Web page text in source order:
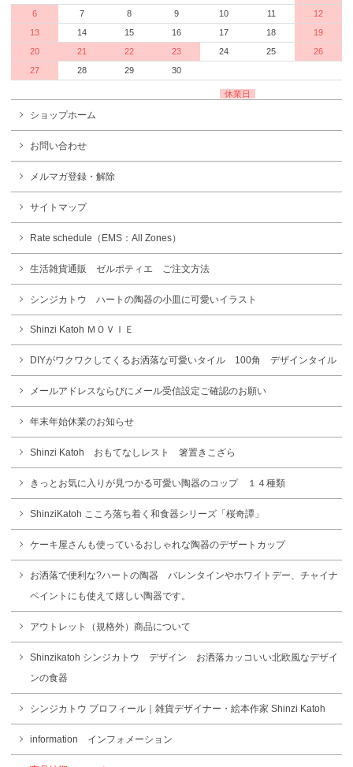
6
7 8 9 10 11
12
13
14 15 16 17 18
19
20
21 22 23 24 25
26
27
28 29 30
休業日
ショップホーム
お問い合わせ
メルマガ登録・解除
サイトマップ
Rate schedule（EMS：All Zones）
生活雑貨通販 ゼルポティエ ご注文方法
シンジカトウ ハートの陶器の小皿に可愛いイラスト
Shinzi Katoh ＭＯＶＩＥ
DIYがワクワクしてくるお洒落な可愛いタイル 100角 デザインタイル
メールアドレスならびにメール受信設定ご確認のお願い
年末年始休業のお知らせ
Shinzi Katoh おもてなしレスト 箸置きこざら
きっとお気に入りが見つかる可愛い陶器のコップ １４種類
ShinziKatoh こころ落ち着く和食器シリーズ「桜奇譚」
ケーキ屋さんも使っているおしゃれな陶器のデザートカップ
お洒落で便利な?ハートの陶器 バレンタインやホワイトデー、チャイナ
ペイントにも使えて嬉しい陶器です。
アウトレット（規格外）商品について
Shinzikatoh シンジカトウ デザイン お洒落カッコいい北欧風なデザイ
ンの食器
シンジカトウ プロフィール｜雑貨デザイナー・絵本作家 Shinzi Katoh
information インフォメーション